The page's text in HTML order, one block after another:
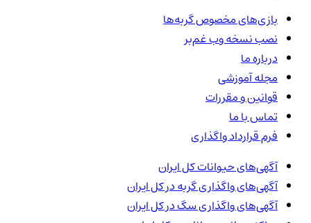
بازی‌های مخصوص گربه‌ها
نصب نسخه وب غم‌بر
درباره ما
مجله آموزشی
قوانین و مقررات
تماس با ما
فرم قرارداد واگذاری
آگهی‌های حیواناتکل ایران
آگهی‌های واگذاری گربه درکل ایران
آگهی‌های واگذاری سگ درکل ایران